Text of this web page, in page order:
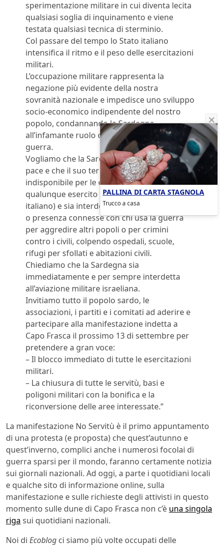
sperimentazione militare in cui diventa lecita
qualsiasi soglia di inquinamento e viene
testata qualsiasi tecnica di sterminio.
Col passare del tempo lo Stato italiano
intensifica il ritmo e il peso delle esercitazioni
militari.
L’occupazione militare rappresenta la
negazione più evidente della nostra
sovranità nazionale e impedisce uno sviluppo
socio-economico indipendente del nostro
popolo, condannando la Sardegna
all’infamante ruolo di area di servizio della
guerra.
Vogliamo che la Sardegna diventi un’isola di
pace e che il suo territorio sia assolutamente
indisponibile per le esercitazioni di guerra, di
qualunque esercito (compreso quello
italiano) e sia interdetto a qualunque attività
o presenza connesse con chi usa la guerra
per aggredire altri popoli o per crimini
contro i civili, colpendo ospedali, scuole,
rifugi per sfollati e abitazioni civili.
Chiediamo che la Sardegna sia
immediatamente e per sempre interdetta
all’aviazione militare israeliana.
Invitiamo tutto il popolo sardo, le
associazioni, i partiti e i comitati ad aderire e
partecipare alla manifestazione indetta a
Capo Frasca il prossimo 13 di settembre per
pretendere a gran voce:
– Il blocco immediato di tutte le esercitazioni
militari.
– La chiusura di tutte le servitù, basi e
poligoni militari con la bonifica e la
riconversione delle aree interessate.”
La manifestazione No Servitù è il primo appuntamento
di una protesta (e proposta) che quest’autunno e
quest’inverno, complici anche i numerosi focolai di
guerra sparsi per il mondo, faranno certamente notizia
sui giornali nazionali. Ad oggi, a parte i quotidiani locali
e qualche sito di informazione online, sulla
manifestazione e sulle richieste degli attivisti in questo
momento sulle dune di Capo Frasca non c’è una singola
riga sui quotidiani nazionali.
Noi di Ecoblog ci siamo più volte occupati delle
PALLINA DI CARTA STAGNOLA
Trucco a casa